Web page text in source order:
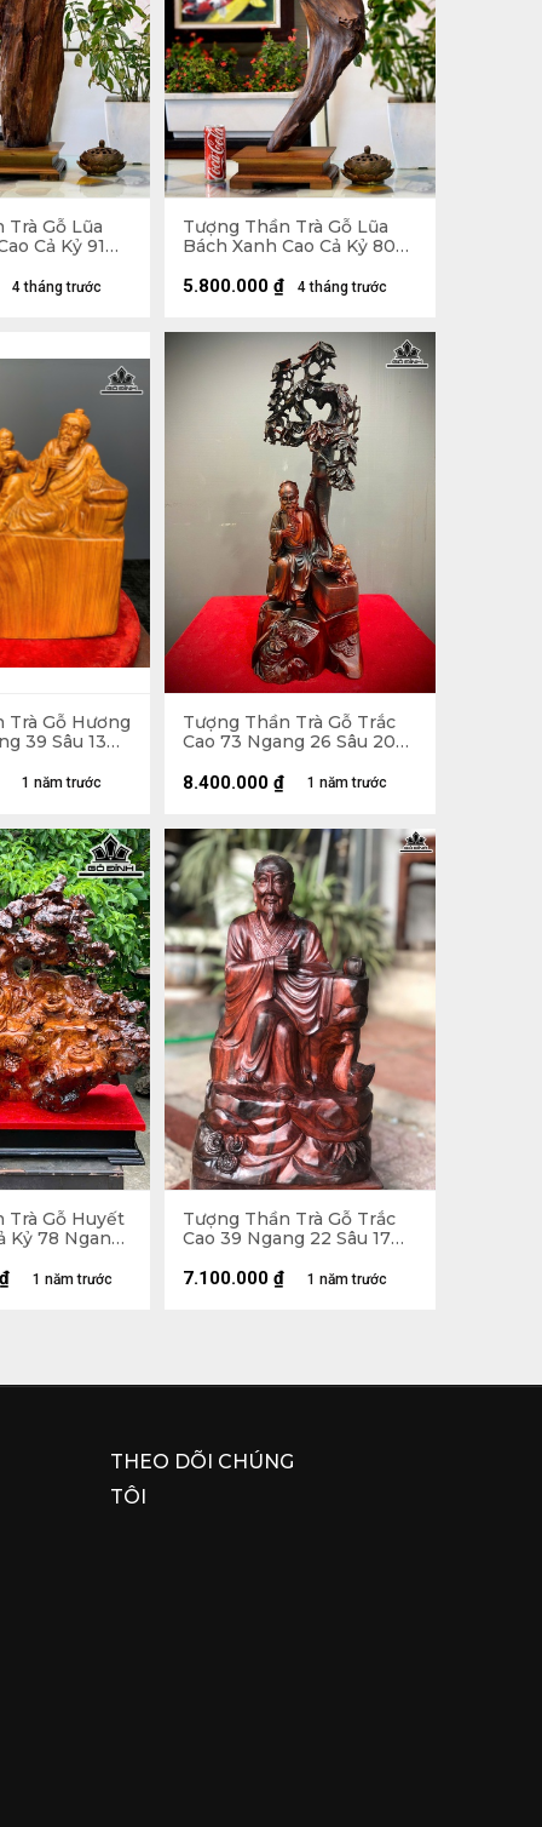
Trà Gỗ Lũa
Cả Kỷ 91
4 tháng trước
Tượng Thần Trà Gỗ Lũa
Bách Xanh Cao Cả Kỷ 80
Cao 10 (cm)
4 tháng trước
5.800.000 ₫
Trà Gỗ Hương
39 Sâu 13
1 năm trước
Tượng Thần Trà Gỗ Trắc
Cao 73 Ngang 26 Sâu 20
1 năm trước
8.400.000 ₫
Trà Gỗ Huyết
Kỷ 78 Ngang
1 năm trước
₫
Tượng Thần Trà Gỗ Trắc
Cao 39 Ngang 22 Sâu 17
1 năm trước
7.100.000 ₫
THEO DÕI CHÚNG
TÔI